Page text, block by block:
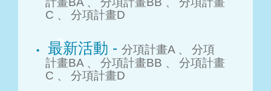
C 、
分項計畫D
最新活動 - 分項計畫A 、
分項
計畫BA 、
分項計畫BB 、
分項計畫
C 、
分項計畫D